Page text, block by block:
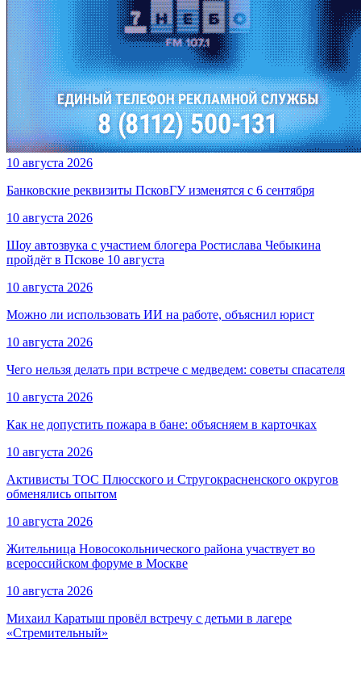
10 августа 2026
Банковские реквизиты ПсковГУ изменятся с 6 сентября
10 августа 2026
Шоу автозвука с участием блогера Ростислава Чебыкина
пройдёт в Пскове 10 августа
10 августа 2026
Можно ли использовать ИИ на работе, объяснил юрист
10 августа 2026
Чего нельзя делать при встрече с медведем: советы спасателя
10 августа 2026
Как не допустить пожара в бане: объясняем в карточках
10 августа 2026
Активисты ТОС Плюсского и Стругокрасненского округов
обменялись опытом
10 августа 2026
Жительница Новосокольнического района участвует во
всероссийском форуме в Москве
10 августа 2026
Михаил Каратыш провёл встречу с детьми в лагере
«Стремительный»